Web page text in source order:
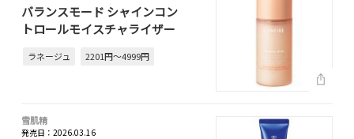
バランスモード シャインコン
トロールモイスチャライザー
ラネージュ 2201円～4999円
雪肌精
発売日：2026.03.16